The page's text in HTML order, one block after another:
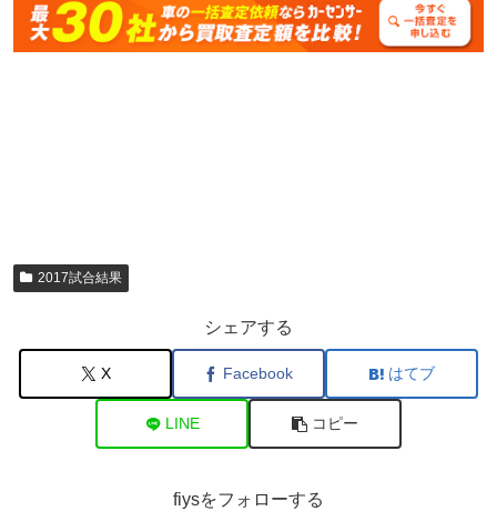
2017試合結果
シェアする
X Facebook はてブ
LINE コピー
fiysをフォローする